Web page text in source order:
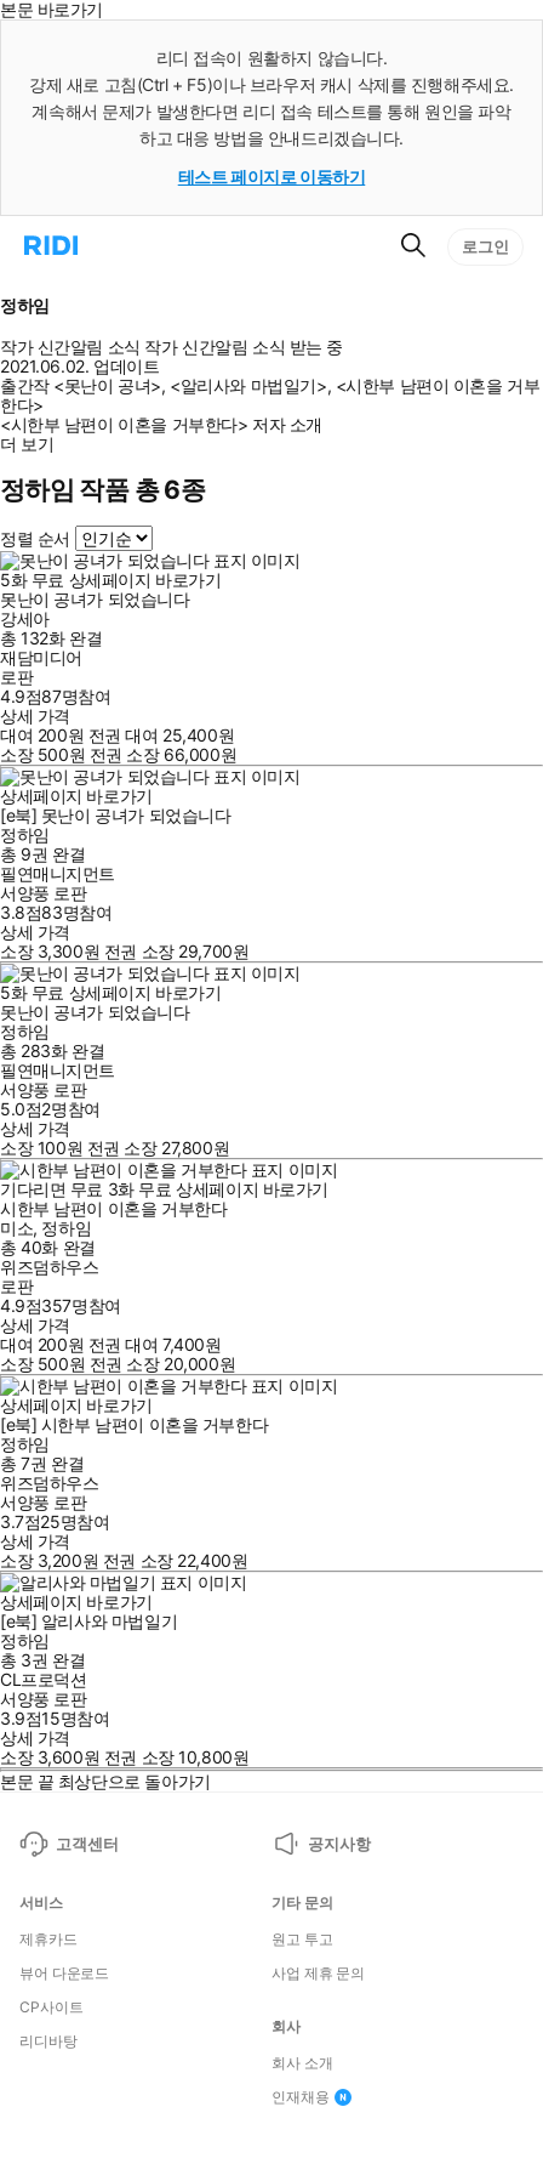
본문 바로가기
리디 접속이 원활하지 않습니다.
강제 새로 고침(Ctrl + F5)이나 브라우저 캐시 삭제를 진행해주세요.
계속해서 문제가 발생한다면 리디 접속 테스트를 통해 원인을 파악
하고 대응 방법을 안내드리겠습니다.
테스트 페이지로 이동하기
리
으
로
이
동
검
로그인
정하임
작가 신간알림 소식 작가 신간알림 소식 받는 중
2021.06.02. 업데이트
출간작 <못난이 공녀>, <알리사와 마법일기>, <시한부 남편이 이혼을 거부
한다>
<시한부 남편이 이혼을 거부한다> 저자 소개
더 보기
정하임 작품 총 6종
정렬 순서
5화 무료 상세페이지 바로가기
못난이 공녀가 되었습니다
강세아
총 132화 완결
재담미디어
로판
4.9점87명참여
상세 가격
대여 200원 전권 대여 25,400원
소장 500원 전권 소장 66,000원
상세페이지 바로가기
[e북] 못난이 공녀가 되었습니다
정하임
총 9권 완결
필연매니지먼트
서양풍 로판
3.8점83명참여
상세 가격
소장 3,300원 전권 소장 29,700원
5화 무료 상세페이지 바로가기
못난이 공녀가 되었습니다
정하임
총 283화 완결
필연매니지먼트
서양풍 로판
5.0점2명참여
상세 가격
소장100원 전권 소장 27,800원
기다리면 무료 3화 무료 상세페이지 바로가기
시한부 남편이 이혼을 거부한다
미소, 정하임
총 40화 완결
위즈덤하우스
로판
4.9점357명참여
상세 가격
대여 200원 전권 대여7,400원
소장 500원 전권 소장 20,000원
상세페이지 바로가기
[e북] 시한부 남편이 이혼을 거부한다
정하임
총 7권 완결
위즈덤하우스
서양풍 로판
3.7점25명참여
상세 가격
소장 3,200원 전권 소장 22,400원
상세페이지 바로가기
[e북] 알리사와 마법일기
정하임
총 3권 완결
CL프로덕션
서양풍 로판
3.9점15명참여
상세 가격
소장 3,600원 전권 소장10,800원
본문 끝 최상단으로 돌아가기
고객센터 공지사항
서비스
제휴카드
뷰어 다운로드
CP사이트
리디바탕
기타 문의
원고 투고
사업 제휴 문의
회사
회사 소개
인재채용